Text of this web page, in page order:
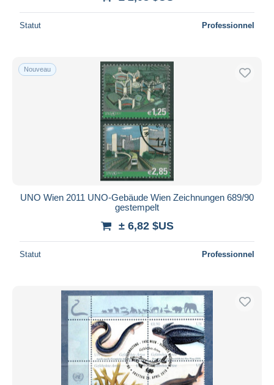
Statut Professionnel
Nouveau
UNO Wien 2011 UNO-Gebäude Wien Zeichnungen 689/90
gestempelt
± 6,82 $US
Statut Professionnel